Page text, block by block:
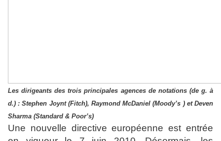
Les dirigeants des trois principales agences de notations (de g. à
d.) : Stephen Joynt (Fitch), Raymond McDaniel (Moody’s ) et Deven
Sharma (Standard & Poor’s)
Une nouvelle directive européenne est entrée